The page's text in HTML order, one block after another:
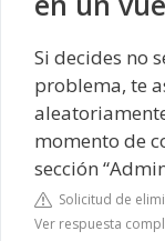
Si decides no
problema, te
momento de
sección
Solicitud de
Ver respuesta